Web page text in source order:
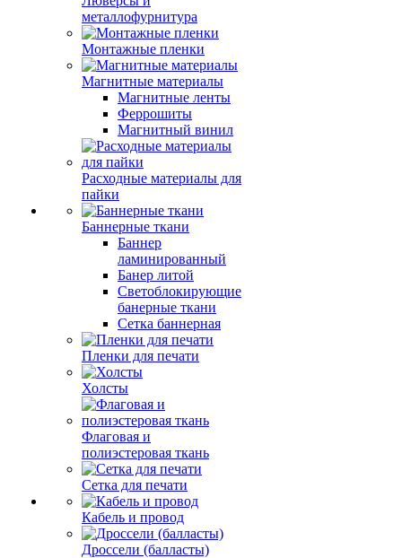
металлофурнитура
Монтажные пленки
Магнитные материалы
Магнитные ленты
Феррошиты
Магнитный винил
Расходные материалы для
пайки
Баннерные ткани
Баннер
ламинированный
Банер литой
Светоблокирующие
банерные ткани
Сетка баннерная
Пленки для печати
Холсты
Флаговая и
полиэстеровая ткань
Сетка для печати
Кабель и провод
Дроссели (балласты)